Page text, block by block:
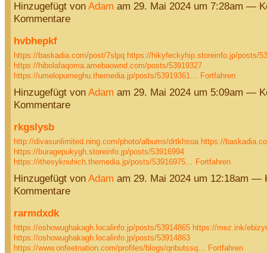
Hinzugefügt von Adam am 29. Mai 2024 um 7:28am —
Kommentare
hvbhepkf
https://baskadia.com/post/7slpq https://hikyfeckyhip.storeinfo.jp/posts/
https://hibolafaqoma.amebaownd.com/posts/53919327
https://umelopumeghu.themedia.jp/posts/53919361…
Fortfahren
Hinzugefügt von Adam am 29. Mai 2024 um 5:09am —
Kommentare
rkgslysb
http://divasunlimited.ning.com/photo/albums/drtkhsoa https://
https://buragepukygh.storeinfo.jp/posts/53916994
https://ithesyknuhich.themedia.jp/posts/53916975…
Fortfahren
Hinzugefügt von Adam am 29. Mai 2024 um 12:18am —
Kommentare
rarmdxdk
https://oshowughakagh.localinfo.jp/posts/53914865 https://mez.ink/
https://oshowughakagh.localinfo.jp/posts/53914863
https://www.onfeetnation.com/profiles/blogs/qnbutssq…
Fortfahren